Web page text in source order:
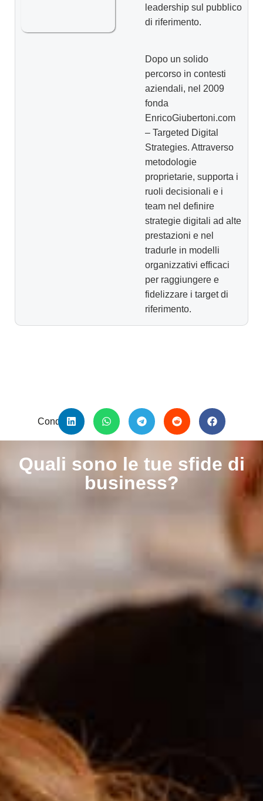
leadership sul pubblico
di riferimento.
Dopo un solido
percorso in contesti
aziendali, nel 2009
fonda
EnricoGiubertoni.com
– Targeted Digital
Strategies. Attraverso
metodologie
proprietarie, supporta i
ruoli decisionali e i
team nel definire
strategie digitali ad alte
prestazioni e nel
tradurle in modelli
organizzativi efficaci
per raggiungere e
fidelizzare i target di
riferimento.
Condividi:
Quali sono le tue sfide di
business?